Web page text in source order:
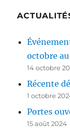
octobre
14 octobre
Récente
1 octobre
Portes
15 août 2024